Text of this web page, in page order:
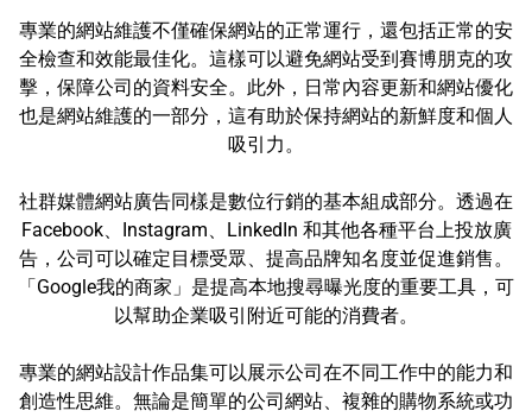
專業的網站維護不僅確保網站的正常運行，還包括正常的安
全檢查和效能最佳化。這樣可以避免網站受到賽博朋克的攻
擊，保障公司的資料安全。此外，日常內容更新和網站優化
也是網站維護的一部分，這有助於保持網站的新鮮度和個人
吸引力。
社群媒體網站廣告同樣是數位行銷的基本組成部分。透過在
Facebook、Instagram、LinkedIn 和其他各種平台上投放廣
告，公司可以確定目標受眾、提高品牌知名度並促進銷售。
「Google我的商家」是提高本地搜尋曝光度的重要工具，可
以幫助企業吸引附近可能的消費者。
專業的網站設計作品集可以展示公司在不同工作中的能力和
創造性思維。無論是簡單的公司網站、複雜的購物系統或功